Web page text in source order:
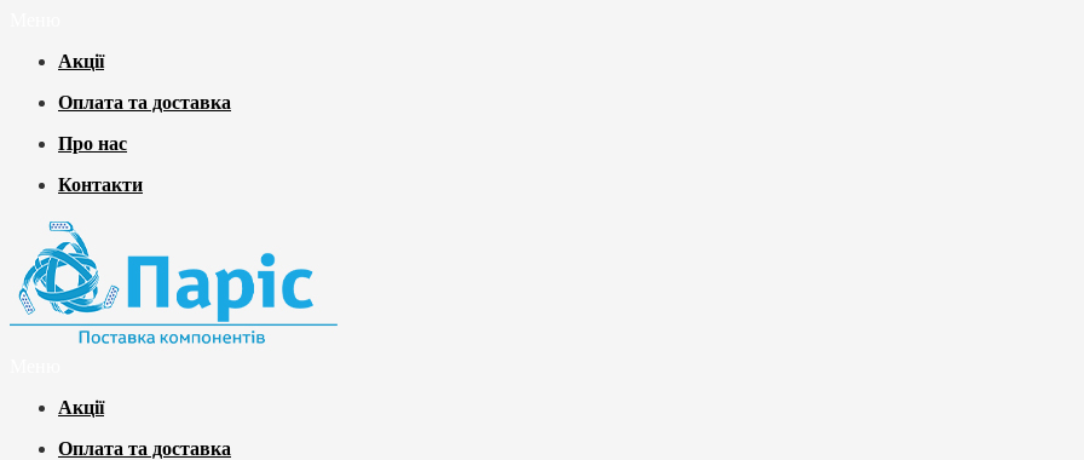
Акції
Оплата та доставка
Про нас
Контакти
Акції
Оплата та доставка